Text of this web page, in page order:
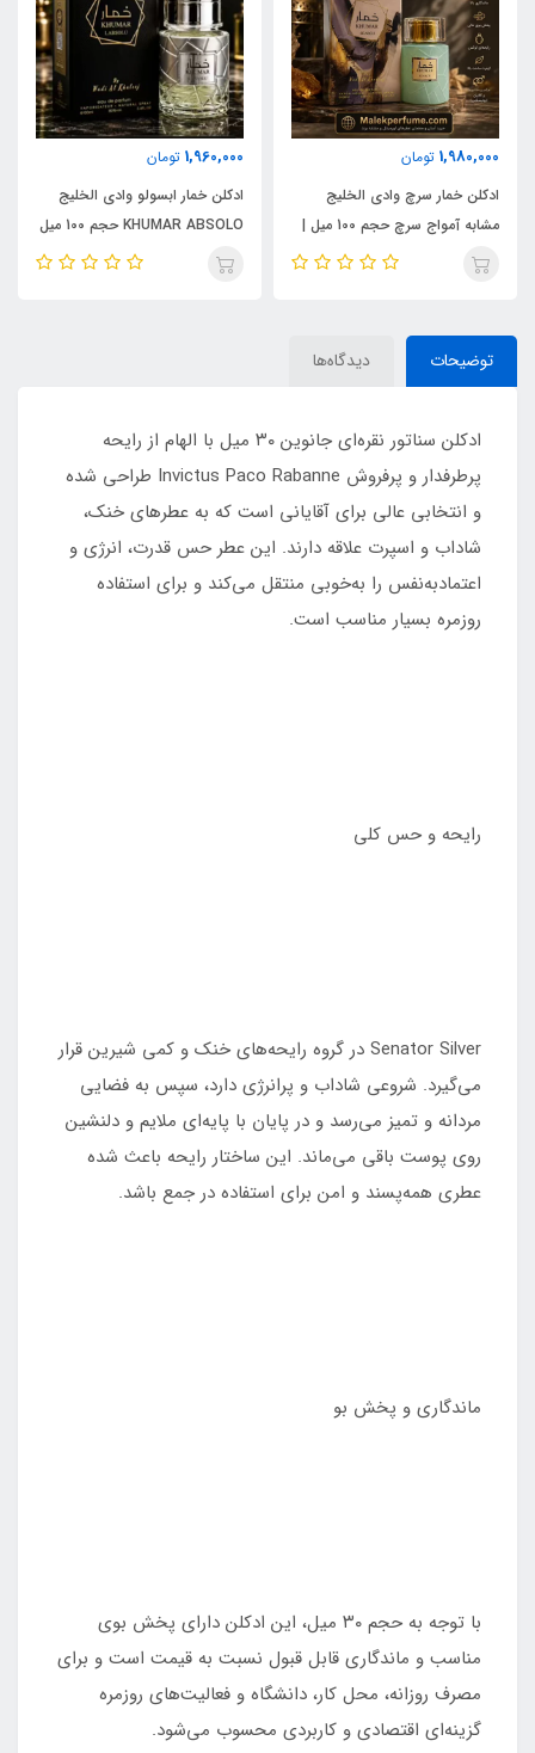
1,980,000 تومان
ادکلن خمار سرچ وادی الخلیج
مشابه آمواج سرچ حجم 100 میل |
KHUMAR Search Eau de
1,960,000 تومان
ادکلن خمار ابسولو وادی الخلیج
KHUMAR ABSOLO حجم 100 میل
| مشابه اورجینال ایو سن لورن مای
توضیحات دیدگاه‌ها
ادکلن سناتور نقره‌ای جانوین ۳۰ میل با الهام از رایحه
پرطرفدار و پرفروش Invictus Paco Rabanne طراحی شده
و انتخابی عالی برای آقایانی است که به عطرهای خنک،
شاداب و اسپرت علاقه دارند. این عطر حس قدرت، انرژی و
اعتمادبه‌نفس را به‌خوبی منتقل می‌کند و برای استفاده
روزمره بسیار مناسب است.
رایحه و حس کلی
Senator Silver در گروه رایحه‌های خنک و کمی شیرین قرار
می‌گیرد. شروعی شاداب و پرانرژی دارد، سپس به فضایی
مردانه و تمیز می‌رسد و در پایان با پایه‌ای ملایم و دلنشین
روی پوست باقی می‌ماند. این ساختار رایحه باعث شده
عطری همه‌پسند و امن برای استفاده در جمع باشد.
ماندگاری و پخش بو
با توجه به حجم ۳۰ میل، این ادکلن دارای پخش بوی
مناسب و ماندگاری قابل قبول نسبت به قیمت است و برای
مصرف روزانه، محل کار، دانشگاه و فعالیت‌های روزمره
گزینه‌ای اقتصادی و کاربردی محسوب می‌شود.